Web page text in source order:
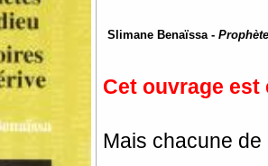
Slimane Benaïssa -
Cet ouvrage est
Mais chacune